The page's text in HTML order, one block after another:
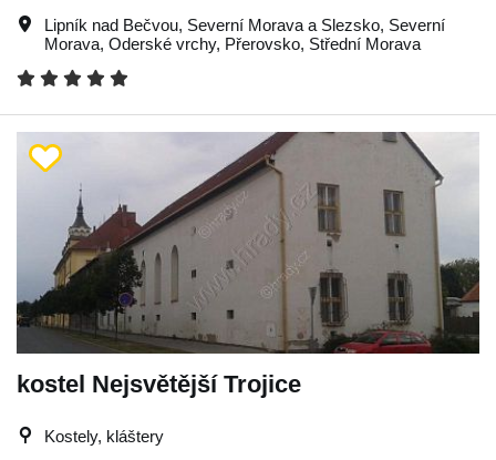
Lipník nad Bečvou, Severní Morava a Slezsko, Severní
Morava, Oderské vrchy, Přerovsko, Střední Morava
kostel Nejsvětější Trojice
Kostely, kláštery